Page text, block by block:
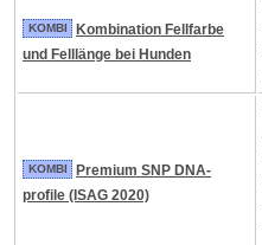
KOMBI
Kombination Fellfarbe
und Felllänge bei Hunden
KOMBI
Premium SNP DNA-
profile (ISAG 2020)